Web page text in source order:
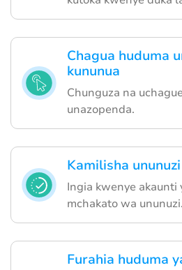
Chagua huduma
kununua
Chunguza na
unazopenda.
Kamilisha
Ingia kwenye akaunti
mchakato wa ununuzi.
Furahia huduma